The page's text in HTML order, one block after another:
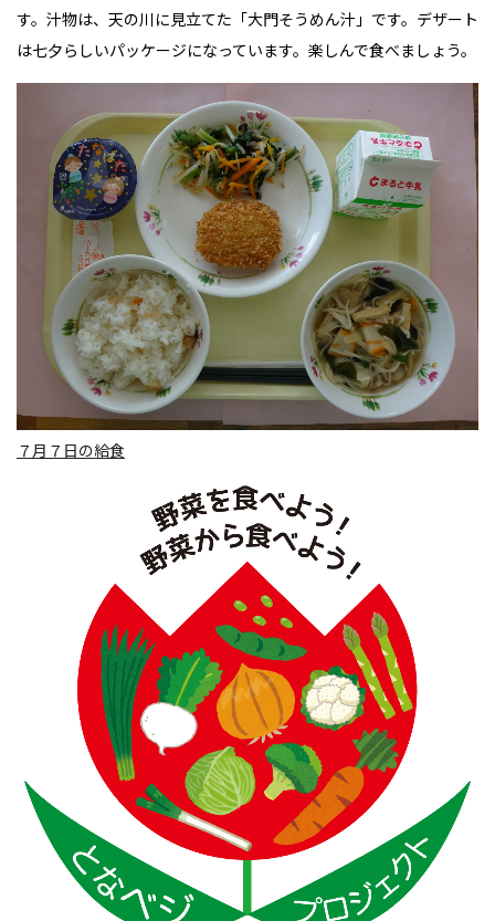
す。汁物は、天の川に見立てた「大門そうめん汁」です。デザート
は七夕らしいパッケージになっています。楽しんで食べましょう。
７月７日の給食